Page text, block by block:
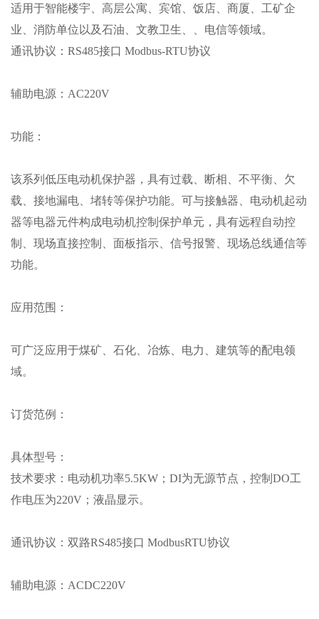
适用于智能楼宇、高层公寓、宾馆、饭店、商厦、工矿企
业、消防单位以及石油、文教卫生、、电信等领域。
通讯协议： RS485接口 Modbus-RTU协议
辅助电源： AC220V
功能：
该系列低压电动机保护器，具有过载、断相、不平衡、欠
载、接地漏电、堵转等保护功能。可与接触器、电动机起动
器等电器元件构成电动机控制保护单元，具有远程自动控
制、现场直接控制、面板指示、信号报警、现场总线通信等
功能。
应用范围：
可广泛应用于煤矿、石化、冶炼、电力、建筑等的配电领
域。
订货范例：
具体型号：
技术要求：电动机功率5.5KW；DI为无源节点，控制DO工
作电压为220V；液晶显示。
通讯协议：双路RS485接口 ModbusRTU协议
辅助电源： ACDC220V